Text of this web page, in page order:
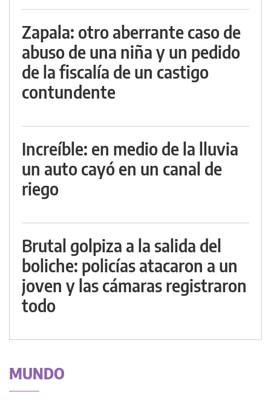
Zapala: otro aberrante caso de
abuso de una niña y un pedido
de la fiscalía de un castigo
contundente
Increíble: en medio de la lluvia
un auto cayó en un canal de
riego
Brutal golpiza a la salida del
boliche: policías atacaron a un
joven y las cámaras registraron
todo
MUNDO